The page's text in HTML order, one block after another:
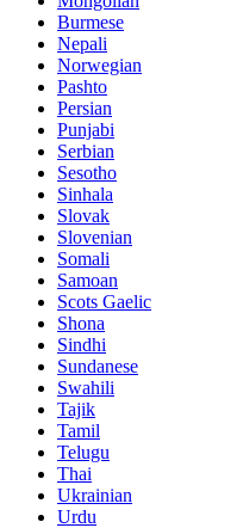
Burmese
Nepali
Norwegian
Pashto
Persian
Punjabi
Serbian
Sesotho
Sinhala
Slovak
Slovenian
Somali
Samoan
Scots Gaelic
Shona
Sindhi
Sundanese
Swahili
Tajik
Tamil
Telugu
Thai
Ukrainian
Urdu